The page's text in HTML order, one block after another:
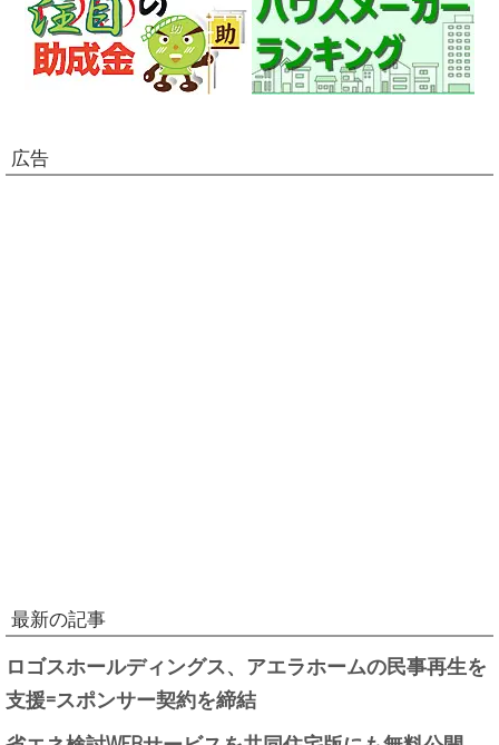
広告
最新の記事
ロゴスホールディングス、アエラホームの民事再生を
支援=スポンサー契約を締結